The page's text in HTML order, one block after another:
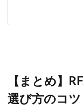
【まとめ】
選び方のコツ